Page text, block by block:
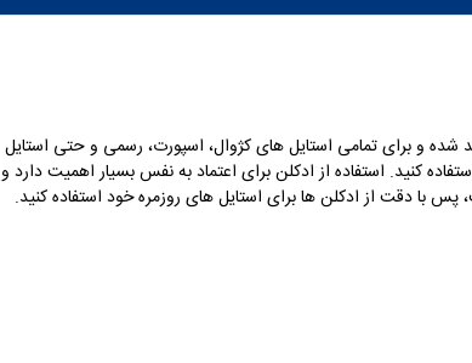
شده وبرای تمامی استایل های کژوال، اسپورت، رسمی و حتی استایل
کنید. استفاده از ادکلن برای اعتماد به نفس بسیار اهمیت دارد و
پس با دقت از ادکلن ها برای استایل های روزمره خود استفاده کنید.